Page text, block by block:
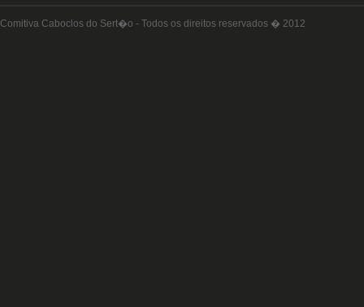
Comitiva Caboclos do Sert�o - Todos os direitos reservados � 2012